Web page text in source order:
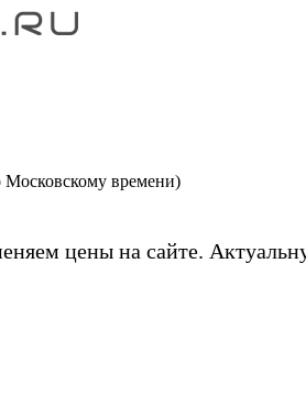
Московскому времени)
цены на сайте.